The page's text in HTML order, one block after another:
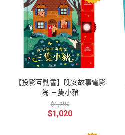
【投影互動書】晚安故事電影
院-三隻小豬
$1,200
$1,020